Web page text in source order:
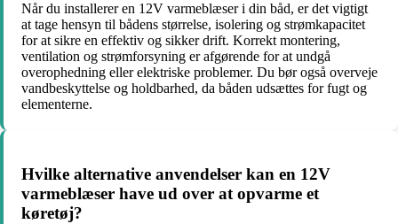
Når du installerer en 12V varmeblæser i din båd, er det vigtigt
at tage hensyn til bådens størrelse, isolering og strømkapacitet
for at sikre en effektiv og sikker drift. Korrekt montering,
ventilation og strømforsyning er afgørende for at undgå
overophedning eller elektriske problemer. Du bør også overveje
vandbeskyttelse og holdbarhed, da båden udsættes for fugt og
elementerne.
Hvilke alternative anvendelser kan en 12V
varmeblæser have ud over at opvarme et
køretøj?